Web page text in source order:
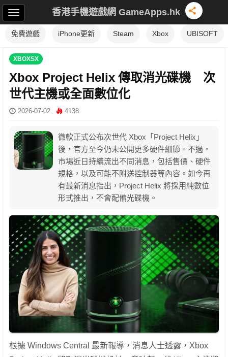
香港手機遊戲網 GameApps.hk
免費遊戲 iPhone更新 Steam Xbox UBISOFT
XBOXSX
Xbox Project Helix 傳取消光碟機 次
世代主機或全面數位化
2026-07-02 4138
微軟正式公布次世代 Xbox「Project Helix」
後，官方至今仍未公開更多硬件細節。不過，
市場近日持續流出不同消息，包括售價、硬件
規格，以及可能不附送控制器等內容。如今再
有最新消息指出，Project Helix 將採用純數位
形式推出，不會配備光碟機。
根據 Windows Central 最新報導，消息人士透露，Xbox